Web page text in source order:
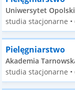
Uniwersytet
studia stacjonarne
Pielęgniarstwo
Akademia
studia stacjonarne